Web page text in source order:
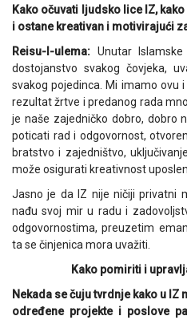
Kako očuvati ljudsko lice IZ,
i ostane kreativan i motivirajući
Reisu-l-ulema: Unutar
dostojanstvo svakog čovjeka,
svakog pojedinca. Mi imamo ovu
rezultat žrtve i predanog rada
je naše zajedničko dobro, dobro
poticati rad i odgovornost,
bratstvo i zajedništvo,
može osigurati kreativnost
Jasno je da IZ nije ničiji privatni
nađu svoj mir u radu i
odgovornostima, preuzetim
ta se činjenica mora uvažiti.
Kako pomiriti i
Nekada se čuju tvrdnje kako u
određene projekte i poslove